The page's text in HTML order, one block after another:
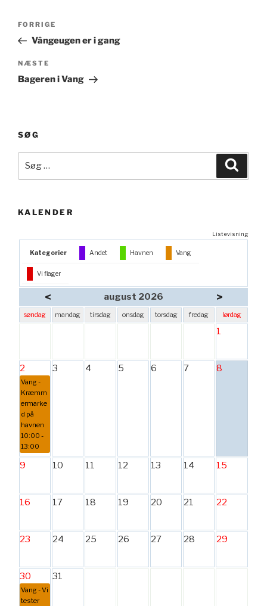
Indlægsnavigation
Forrige
indlæg
FORRIGE
Vângeugen er i gang
Næste
indlæg
NÆSTE
Bageren i Vang
SØG
efter:
KALENDER
Listevisning
Kategorier Andet Havnen Vang
Vi flager
< august 2026 >
søndag mandag tirsdag onsdag torsdag fredag lørdag
1
2
Vang -
Kræmm
ermarke
d på
havnen
10:00 -
13:00
3 4 5 6 7 8
9 10 11 12 13 14 15
16 17 18 19 20 21 22
23 24 25 26 27 28 29
30
Vang - Vi
tester
31